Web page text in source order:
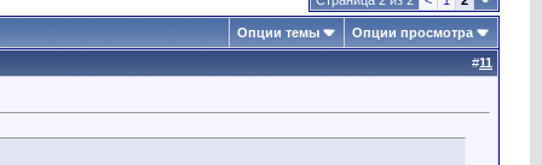
Опции темы Опции просмотра
#11